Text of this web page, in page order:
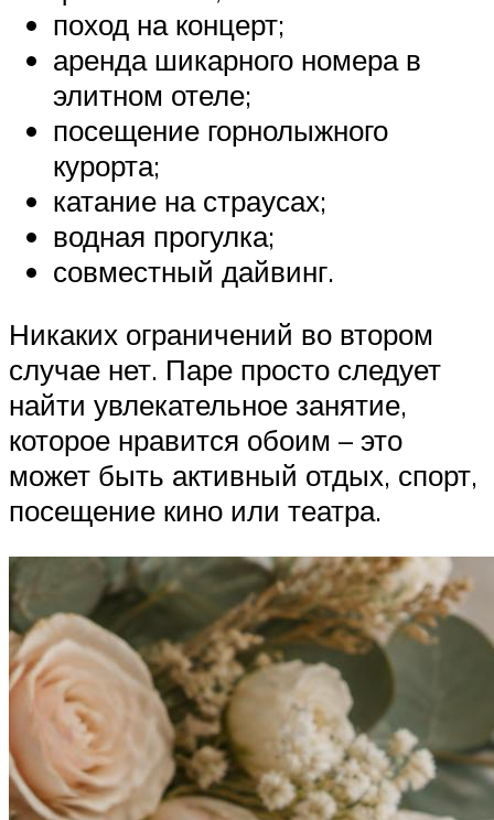
поход на концерт;
аренда шикарного номера в
элитном отеле;
посещение горнолыжного
курорта;
катание на страусах;
водная прогулка;
совместный дайвинг.
Никаких ограничений во втором
случае нет. Паре просто следует
найти увлекательное занятие,
которое нравится обоим – это
может быть активный отдых, спорт,
посещение кино или театра.